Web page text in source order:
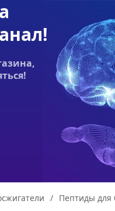
График работы:
Пн-пт 9:00–19:00
E-
ГРИБЫ
/ Пептиды для